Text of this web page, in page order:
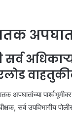
सर्व
अपघातांच्या
सर्व उपविभागीय